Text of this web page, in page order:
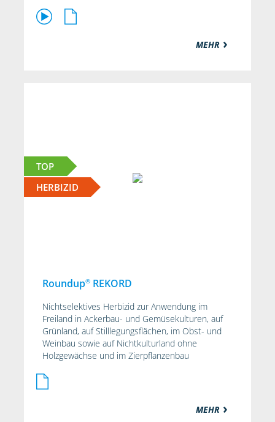
MEHR
TOP
HERBIZID
Roundup® REKORD
Nichtselektives Herbizid zur Anwendung im
Freiland in Ackerbau- und Gemüsekulturen, auf
Grünland, auf Stilllegungsflächen, im Obst- und
Weinbau sowie auf Nichtkulturland ohne
Holzgewächse und im Zierpflanzenbau
MEHR